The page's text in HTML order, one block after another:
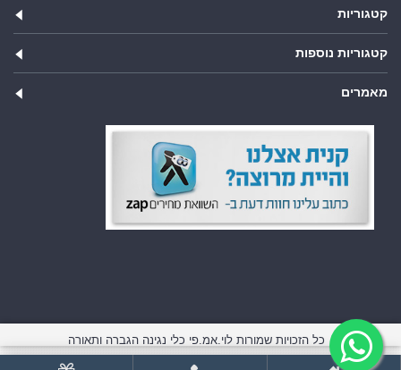
קטגוריות
קטגוריות נוספות
מאמרים
כל הזכויות שמורות לוי.אמ.פי כלי נגינה הגברה ותאורה